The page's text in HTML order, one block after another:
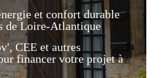
et confort durable
de Loire-Atlantique
CEE et autres
financer votre projet à